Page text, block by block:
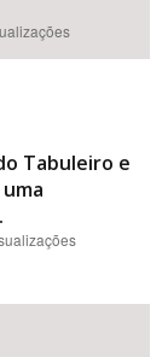
BUSCAR
Tabuleiro e